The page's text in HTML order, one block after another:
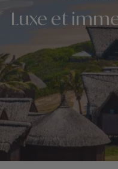
Luxe et